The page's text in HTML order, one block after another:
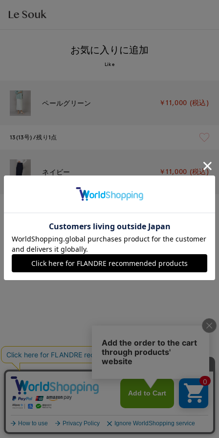
お気に入りに追加
Like
ペールグリーン ￥11,000 (税込)
13(13号) 残り1点
ネイビー ￥11,000 (税込)